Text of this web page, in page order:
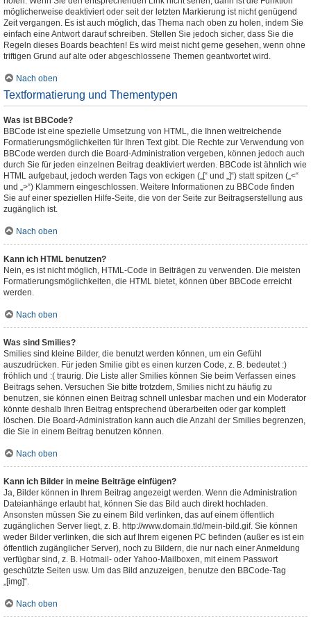
möglicherweise deaktiviert oder seit der letzten Markierung ist nicht genügend
Zeit vergangen. Es ist auch möglich, das Thema nach oben zu holen, indem Sie
einfach eine Antwort darauf schreiben. Stellen Sie jedoch sicher, dass Sie die
Regeln dieses Boards beachten! Es wird meist nicht gerne gesehen, wenn ohne
triftigen Grund auf alte oder abgeschlossene Themen geantwortet wird.
Nach oben
Textformatierung und Thementypen
Was ist BBCode?
BBCode ist eine spezielle Umsetzung von HTML, die Ihnen weitreichende
Formatierungsmöglichkeiten für Ihren Text gibt. Die Rechte zur Verwendung von
BBCode werden durch die Board-Administration vergeben, können jedoch auch
durch Sie für jeden einzelnen Beitrag deaktiviert werden. BBCode ist ähnlich wie
HTML aufgebaut, jedoch werden Tags von eckigen („[“ und „]“) statt spitzen („<“
und „>“) Klammern eingeschlossen. Weitere Informationen zu BBCode finden
Sie auf einer speziellen Hilfe-Seite, die von der Seite zur Beitragserstellung aus
zugänglich ist.
Nach oben
Kann ich HTML benutzen?
Nein, es ist nicht möglich, HTML-Code in Beiträgen zu verwenden. Die meisten
Formatierungsmöglichkeiten, die HTML bietet, können über BBCode erreicht
werden.
Nach oben
Was sind Smilies?
Smilies sind kleine Bilder, die benutzt werden können, um ein Gefühl
auszudrücken. Für jeden Smilie gibt es einen kurzen Code, z. B. bedeutet :)
fröhlich und :( traurig. Die Liste aller Smilies können Sie beim Verfassen eines
Beitrags sehen. Versuchen Sie bitte trotzdem, Smilies nicht zu häufig zu
benutzen, sie können einen Beitrag schnell unlesbar machen und ein Moderator
könnte deshalb Ihren Beitrag entsprechend überarbeiten oder gar komplett
löschen. Die Board-Administration kann auch die Anzahl der Smilies begrenzen,
die Sie in einem Beitrag benutzen können.
Nach oben
Kann ich Bilder in meine Beiträge einfügen?
Ja, Bilder können in Ihrem Beitrag angezeigt werden. Wenn die Administration
Dateianhänge erlaubt hat, können Sie das Bild auch direkt hochladen.
Ansonsten müssen Sie zu einem Bild verlinken, das auf einem öffentlich
zugänglichen Server liegt, z. B. http://www.domain.tld/mein-bild.gif. Sie können
weder Bilder verlinken, die sich auf Ihrem eigenen PC befinden (außer es ist ein
öffentlich zugänglicher Server), noch zu Bildern, die nur nach einer Anmeldung
verfügbar sind, z. B. Hotmail- oder Yahoo-Mailboxen, mit einem Passwort
geschützte Seiten usw. Um das Bild anzuzeigen, benutze den BBCode-Tag
„[img]“.
Nach oben